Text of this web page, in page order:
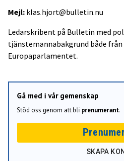
Mejl: klas.hjort@bulletin.nu
Ledarskribent på Bulletin med
tjänstemannabakgrund både från
Europaparlamentet.
Gå med i vår gemenskap
Stöd oss genom att bli prenumerant.
SKAPA